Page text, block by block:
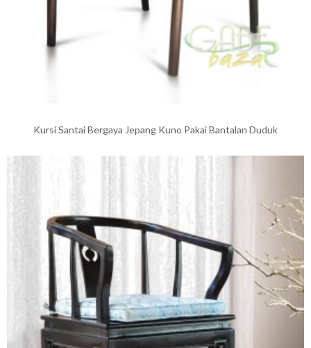
Kursi Santai Bergaya Jepang Kuno Pakai Bantalan Duduk